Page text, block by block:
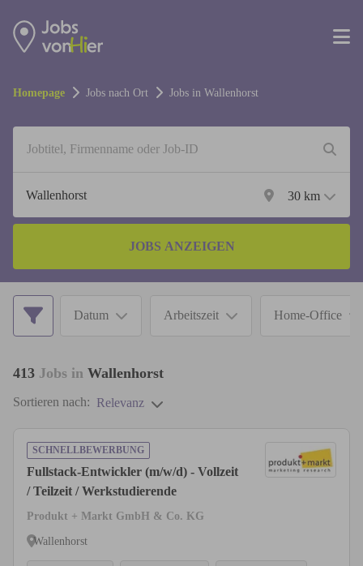
Homepage Jobs nach Ort Jobs in Wallenhorst
30 km
JOBS ANZEIGEN
Datum Arbeitszeit Home-Office
413 Jobs in Wallenhorst
Sortieren nach: Relevanz
SCHNELLBEWERBUNG
Fullstack-Entwickler (m/w/d) - Vollzeit
/ Teilzeit / Werkstudierende
Produkt + Markt GmbH & Co. KG
Wallenhorst